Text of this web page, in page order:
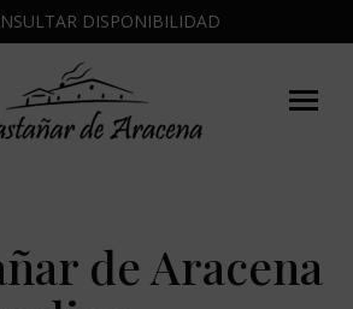
DISPONIBILIDAD
de Aracena